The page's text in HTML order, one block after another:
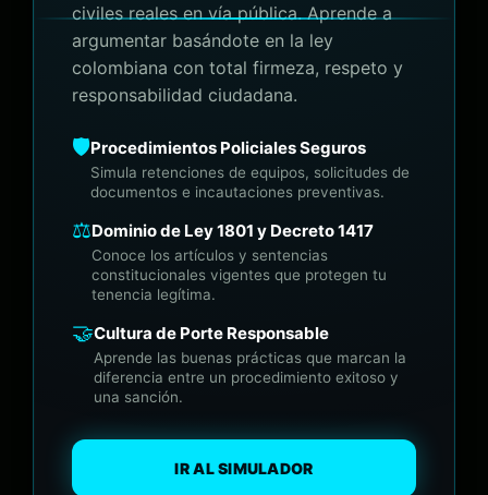
civiles reales en vía pública. Aprende a
argumentar basándote en la ley
colombiana con total firmeza, respeto y
responsabilidad ciudadana.
🛡️Procedimientos Policiales Seguros
Simula retenciones de equipos, solicitudes de
documentos e incautaciones preventivas.
⚖️Dominio de Ley 1801 y Decreto 1417
Conoce los artículos y sentencias
constitucionales vigentes que protegen tu
tenencia legítima.
🤝Cultura de Porte Responsable
Aprende las buenas prácticas que marcan la
diferencia entre un procedimiento exitoso y
una sanción.
IR AL SIMULADOR